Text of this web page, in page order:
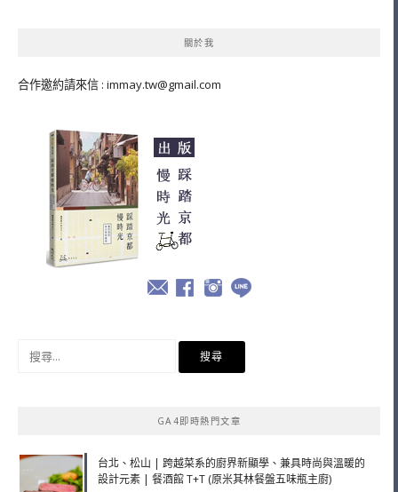
關於我
合作邀約請來信 : immay.tw@gmail.com
GA4即時熱門文章
台北、松山 | 跨越菜系的廚界新顯學、兼具時尚與溫暖的
設計元素 | 餐酒館 T+T (原米其林餐盤五味瓶主廚)